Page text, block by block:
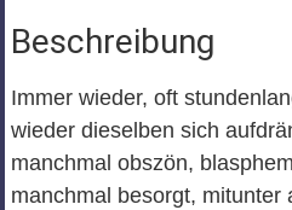
Beschreibung
Immer wieder, oft
wieder dieselben sich
manchmal obszön,
manchmal besorgt, mitunter